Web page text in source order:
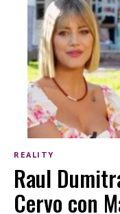
REALITY
Raul
Cervo con